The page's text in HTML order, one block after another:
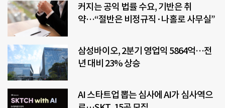
커지는 공익 법률 수요, 기반은 취
약…“절반은 비정규직·나홀로 사무실”
삼성바이오, 2분기 영업익 5864억…전
년 대비 23% 상승
AI 스타트업 뽑는 심사에 AI가 심사역으